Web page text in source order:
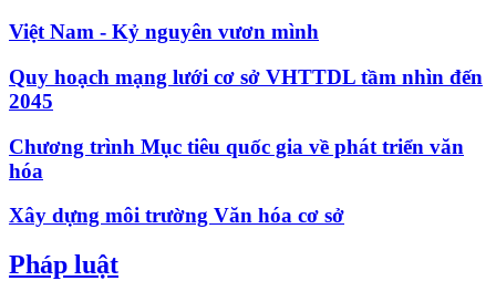
Việt Nam - Kỷ nguyên vươn mình
Quy hoạch mạng lưới cơ sở VHTTDL tầm nhìn đến
2045
Chương trình Mục tiêu quốc gia về phát triển văn
hóa
Xây dựng môi trường Văn hóa cơ sở
Pháp luật